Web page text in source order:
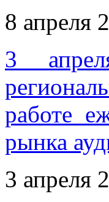
8 апреля
3
работе
рынка
3 апреля